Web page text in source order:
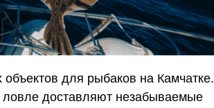
для рыбаков на Камчатке.
ловле доставляют незабываемые